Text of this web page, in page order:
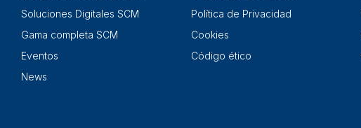
Soluciones Digitales SCM
Gama completa SCM
Eventos
News
Política de Privacidad
Cookies
Código ético